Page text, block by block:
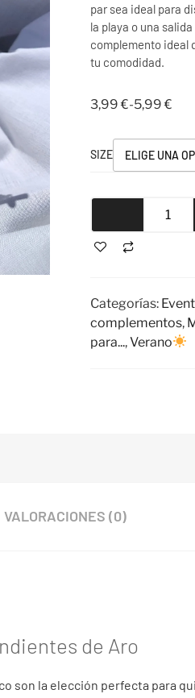
par sea ideal para
la playa o una
complemento ideal
tu comodidad.
3,99€-5,99€
SIZE
Categorías:
complementos,
para...,Verano
VALORACIONES (0)
de Aro
son la elección perfecta para